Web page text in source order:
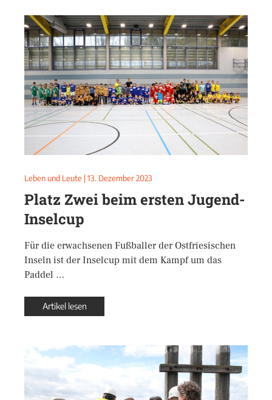
Leben und Leute | 13. Dezember 2023
Platz Zwei beim ersten Jugend-
Inselcup
Für die erwachsenen Fußballer der Ostfriesischen
Inseln ist der Inselcup mit dem Kampf um das
Paddel …
Artikel lesen